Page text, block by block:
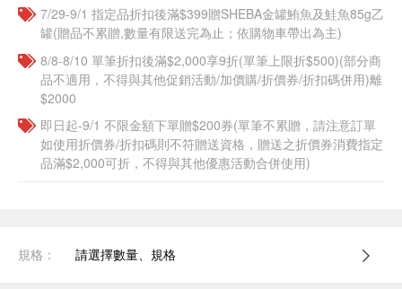
7/29-9/1 指定品折扣後滿$399贈SHEBA金罐鮪魚及鮭魚85g乙
罐(贈品不累贈,數量有限送完為止；依購物車帶出為主)
8/8-8/10 單筆折扣後滿$2,000享9折(單筆上限折$500)(部分商
品不適用，不得與其他促銷活動/加價購/折價券/折扣碼併用)離
$2000
即日起-9/1 不限金額下單贈$200券(單筆不累贈，請注意訂單
如使用折價券/折扣碼則不符贈送資格，贈送之折價券消費指定
品滿$2,000可折，不得與其他優惠活動合併使用)
規格： 請選擇數量、規格